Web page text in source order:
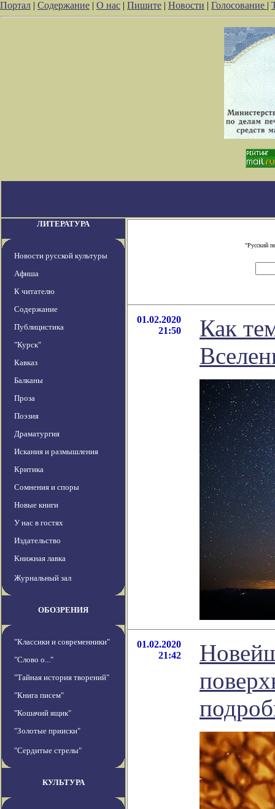
Портал | Содержание | О нас | Пишите | Новости | Голосование |
ЛИТЕРАТУРА
Новости русской культуры
Афиша
К читателю
Содержание
Публицистика
"Курск"
Кавказ
Балканы
Проза
Поэзия
Драматургия
Искания и размышления
Критика
Сомнения и споры
Новые книги
У нас в гостях
Издательство
Книжная лавка
Журнальный зал
ОБОЗРЕНИЯ
"Классики и современники"
"Слово о..."
"Тайная история творений"
"Книга писем"
"Кошачий ящик"
"Золотые прииски"
"Сердитые стрелы"
КУЛЬТУРА
"Русский
01.02.2020
21:50
Как
01.02.2020
21:42